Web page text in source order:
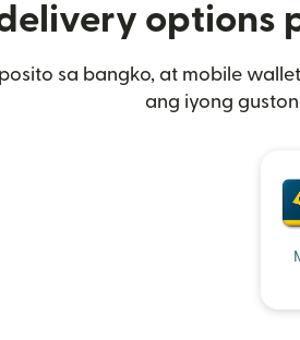
options
sa bangko, at mobile
ang iyong